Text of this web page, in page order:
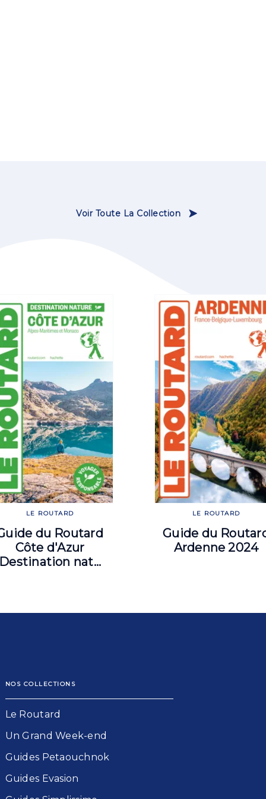
Voir Toute La Collection
LE ROUTARD
du Routard
Côte d'Azur
Destination nat…
LE ROUTARD
Guide du
Ardenne 2024
NOS COLLECTIONS
Le Routard​
Un Grand Week-end​
Guides Petaouchnok​
Guides Evasion​